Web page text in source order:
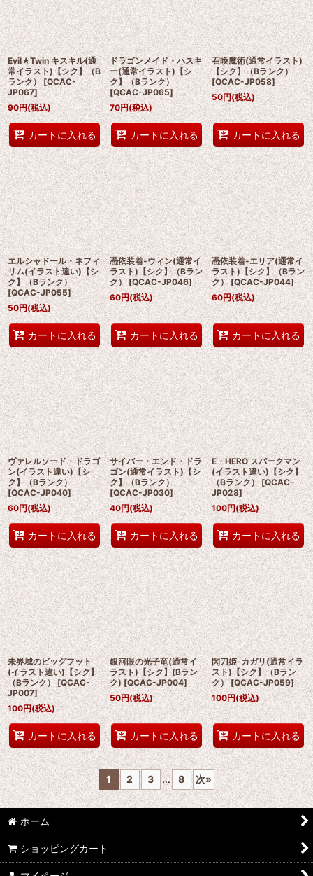
Evil★Twin キスキル(通
常イラスト)【シク】（B
ランク） [QCAC-
JP067]
90円(税込)
カートに入れる
ドラゴンメイド・ハスキ
ー(通常イラスト)【シ
ク】（Bランク）
[QCAC-JP065]
70円(税込)
カートに入れる
召喚魔術(通常イラスト)
【シク】（Bランク）
[QCAC-JP058]
50円(税込)
カートに入れる
エルシャドール・ネフィ
リム(イラスト違い)【シ
ク】（Bランク）
[QCAC-JP055]
50円(税込)
カートに入れる
憑依装着-ウィン(通常イ
ラスト)【シク】（Bラン
ク） [QCAC-JP046]
60円(税込)
カートに入れる
憑依装着-エリア(通常イ
ラスト)【シク】（Bラン
ク） [QCAC-JP044]
60円(税込)
カートに入れる
ヴァレルソード・ドラゴ
ン(イラスト違い)【シ
ク】（Bランク）
[QCAC-JP040]
60円(税込)
カートに入れる
サイバー・エンド・ドラ
ゴン(通常イラスト)【シ
ク】（Bランク）
[QCAC-JP030]
40円(税込)
カートに入れる
E・HERO スパークマン
(イラスト違い)【シク】
（Bランク） [QCAC-
JP028]
100円(税込)
カートに入れる
未界域のビッグフット
(イラスト違い)【シク】
（Bランク） [QCAC-
JP007]
100円(税込)
カートに入れる
銀河眼の光子竜(通常イ
ラスト)【シク】(Bラン
ク) [QCAC-JP004]
50円(税込)
カートに入れる
閃刀姫-カガリ(通常イラ
スト)【シク】（Bラン
ク） [QCAC-JP059]
100円(税込)
カートに入れる
1 2 3 ... 8 次»
ホーム
ショッピングカート